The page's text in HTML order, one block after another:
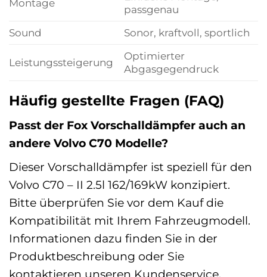
passgenau
Sound
Sonor, kraftvoll, sportlich
Leistungssteigerung
Optimierter
Abgasgegendruck
Häufig gestellte Fragen (FAQ)
Passt der Fox Vorschalldämpfer auch an
andere Volvo C70 Modelle?
Dieser Vorschalldämpfer ist speziell für den
Volvo C70 – II 2.5l 162/169kW konzipiert.
Bitte überprüfen Sie vor dem Kauf die
Kompatibilität mit Ihrem Fahrzeugmodell.
Informationen dazu finden Sie in der
Produktbeschreibung oder Sie
kontaktieren unseren Kundenservice.